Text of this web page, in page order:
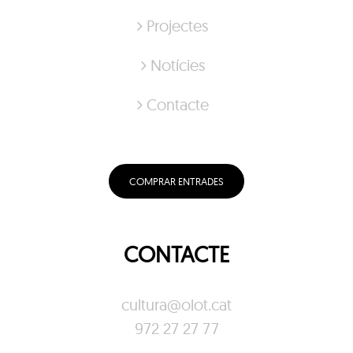
Projectes
Notícies
Contacte
COMPRAR ENTRADES
CONTACTE
cultura@olot.cat
972 27 27 77